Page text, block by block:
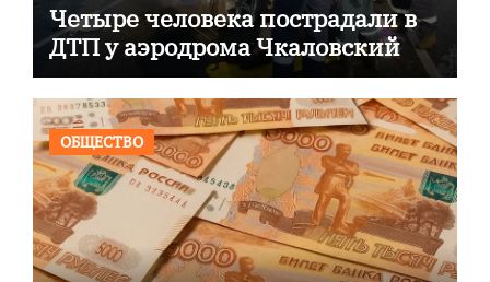
Четыре человека пострадали в
ДТП у аэродрома Чкаловский
ОБЩЕСТВО